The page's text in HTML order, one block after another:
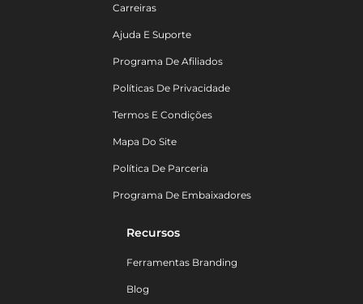
Carreiras
Ajuda E Suporte
Programa De Afiliados
Políticas De Privacidade
Termos E Condições
Mapa Do Site
Política De Parceria
Programa De Embaixadores
Recursos
Ferramentas Branding
Blog